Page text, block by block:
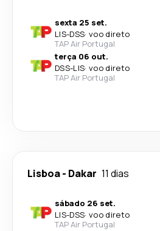
sexta 25 set.
LIS-DSS· voo direto
TAP Air Portugal
terça 06 out.
DSS-LIS· voo direto
TAP Air Portugal
Lisboa- Dakar 11 dias
sábado 26 set.
LIS-DSS· voo direto
TAP Air Portugal